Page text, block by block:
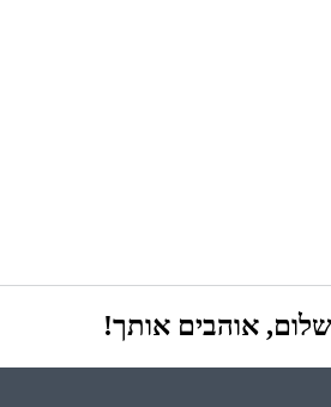
אוהבים אותך!